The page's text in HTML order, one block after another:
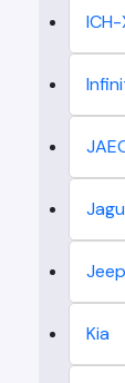
ICH-
Jeep
Kia